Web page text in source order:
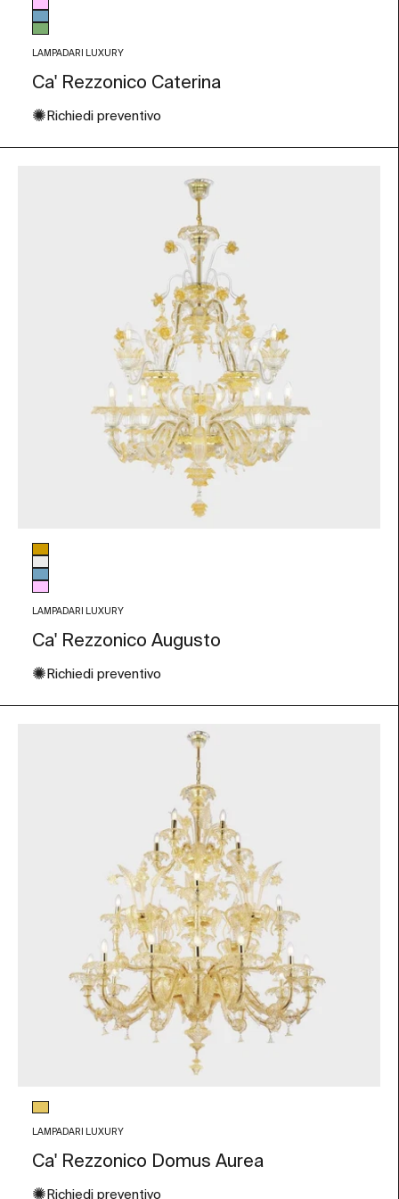
Colore vetro
Rosa
Azzurro
Verde
LAMPADARI LUXURY
Ca' Rezzonico Caterina
✺ Richiedi preventivo
Colore vetro
Ambra
Trasparente
Azzurro
Rosa
LAMPADARI LUXURY
Ca' Rezzonico Augusto
✺ Richiedi preventivo
Colore vetro
Foglia Oro
LAMPADARI LUXURY
Ca' Rezzonico Domus Aurea
✺ Richiedi preventivo